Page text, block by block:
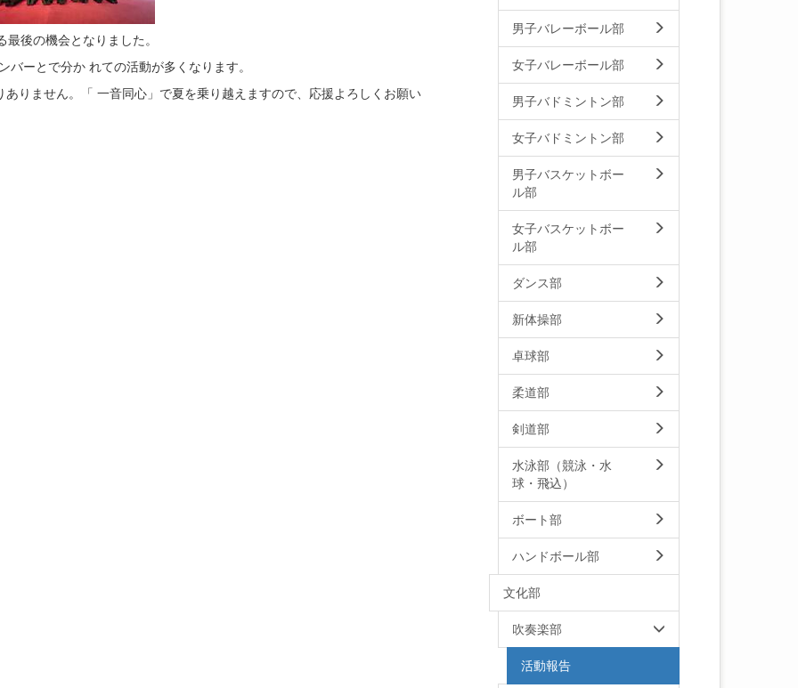
後の機会となりました。
ーとで分か れての活動が多くなります。
りません。「 一音同心」で夏を乗り越えますので、応援よろしくお願い
男子バレーボール部
女子バレーボール部
男子バドミントン部
女子バドミントン部
男子バスケットボー
ル部
女子バスケットボー
ル部
ダンス部
新体操部
卓球部
柔道部
剣道部
水泳部（競泳・水
球・飛込）
ボート部
ハンドボール部
文化部
吹奏楽部
活動報告